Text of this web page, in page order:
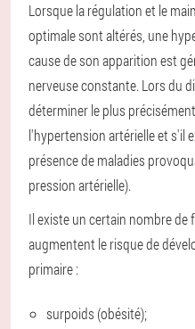
Lorsque la régulation et le
optimale sont altérés, une
cause de son apparition est
nerveuse constante. Lors du
déterminer le plus
l'hypertension artérielle et s'il
présence de maladies
pression artérielle).
Il existe un certain nombre de
augmentent le risque de
primaire :
surpoids (obésité);